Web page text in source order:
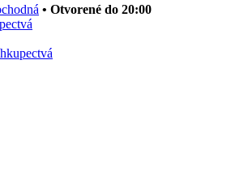
• Otvorené do 20:00